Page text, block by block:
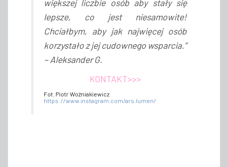
większej liczbie osób aby stały się
lepsze, co jest niesamowite!
Chciałbym, aby jak najwięcej osób
korzystało z jej cudownego wsparcia.”
~ Aleksander G.
KONTAKT>>>
Fot. Piotr Woźniakiewicz
https://www.instagram.com/ars.lumen/